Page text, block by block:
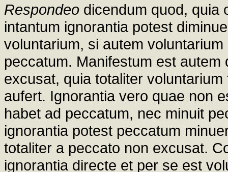
Respondeo dicendum quod, quia
intantum ignorantia potest
voluntarium, si autem
peccatum. Manifestum est
excusat, quia totaliter
aufert. Ignorantia vero quae non
habet ad peccatum, nec minuit
ignorantia potest peccatum
totaliter a peccato non excusat.
ignorantia directe et per se est